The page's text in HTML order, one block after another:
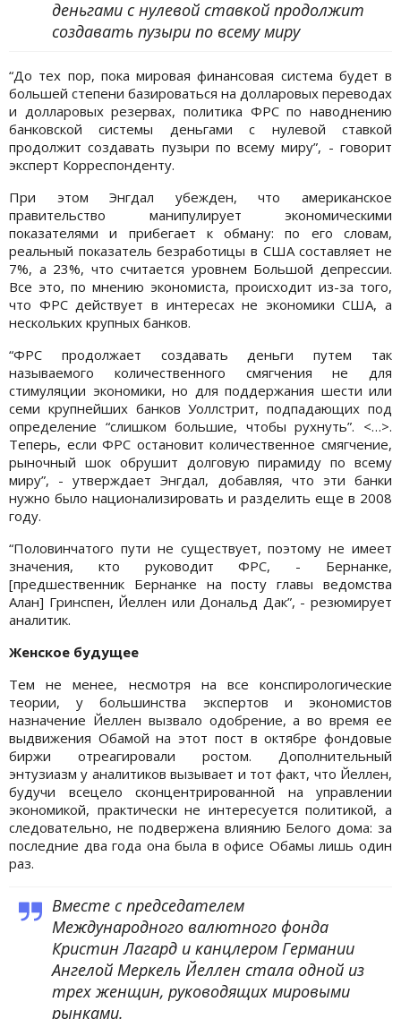
деньгами с нулевой ставкой продолжит
создавать пузыри по всему миру
“До тех пор, пока мировая финансовая система будет в
большей степени базироваться на долларовых переводах
и долларовых резервах, политика ФРС по наводнению
банковской системы деньгами с нулевой ставкой
продолжит создавать пузыри по всему миру”, - говорит
эксперт Корреспонденту.
При этом Энгдал убежден, что американское
правительство манипулирует экономическими
показателями и прибегает к обману: по его словам,
реальный показатель безработицы в США составляет не
7%, а 23%, что считается уровнем Большой депрессии.
Все это, по мнению экономиста, происходит из-за того,
что ФРС действует в интересах не экономики США, а
нескольких крупных банков.
“ФРС продолжает создавать деньги путем так
называемого количественного смягчения не для
стимуляции экономики, но для поддержания шести или
семи крупнейших банков Уоллстрит, подпадающих под
определение “слишком большие, чтобы рухнуть”. <…>.
Теперь, если ФРС остановит количественное смягчение,
рыночный шок обрушит долговую пирамиду по всему
миру”, - утверждает Энгдал, добавляя, что эти банки
нужно было национализировать и разделить еще в 2008
году.
“Половинчатого пути не существует, поэтому не имеет
значения, кто руководит ФРС, - Бернанке,
[предшественник Бернанке на посту главы ведомства
Алан] Гринспен, Йеллен или Дональд Дак”, - резюмирует
аналитик.
Женское будущее
Тем не менее, несмотря на все конспирологические
теории, у большинства экспертов и экономистов
назначение Йеллен вызвало одобрение, а во время ее
выдвижения Обамой на этот пост в октябре фондовые
биржи отреагировали ростом. Дополнительный
энтузиазм у аналитиков вызывает и тот факт, что Йеллен,
будучи всецело сконцентрированной на управлении
экономикой, практически не интересуется политикой, а
следовательно, не подвержена влиянию Белого дома: за
последние два года она была в офисе Обамы лишь один
раз.
Вместе с председателем
Международного валютного фонда
Кристин Лагард и канцлером Германии
Ангелой Меркель Йеллен стала одной из
трех женщин, руководящих мировыми
рынками.